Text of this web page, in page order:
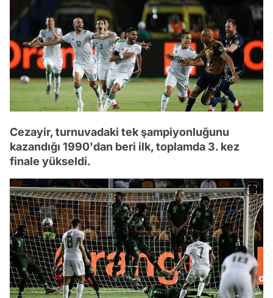
Cezayir, turnuvadaki tek şampiyonluğunu
kazandığı 1990'dan beri ilk, toplamda 3. kez
finale yükseldi.